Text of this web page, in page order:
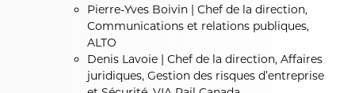
Pierre-Yves Boivin | Chef de la direction,
Communications et relations publiques,
ALTO
Denis Lavoie | Chef de la direction, Affaires
juridiques, Gestion des risques d’entreprise